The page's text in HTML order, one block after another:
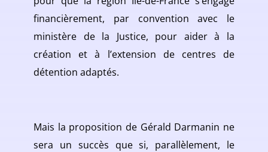
financièrement, par convention avec le
ministère de la Justice, pour aider à la
création et à l’extension de centres de
détention adaptés.
Mais la proposition de Gérald Darmanin ne
sera un succès que si, parallèlement, le